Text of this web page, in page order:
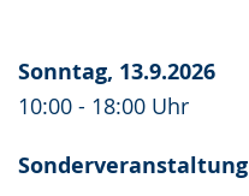
Sonntag, 13.9.2026
10:00 - 18:00 Uhr
Sonderveranstaltung